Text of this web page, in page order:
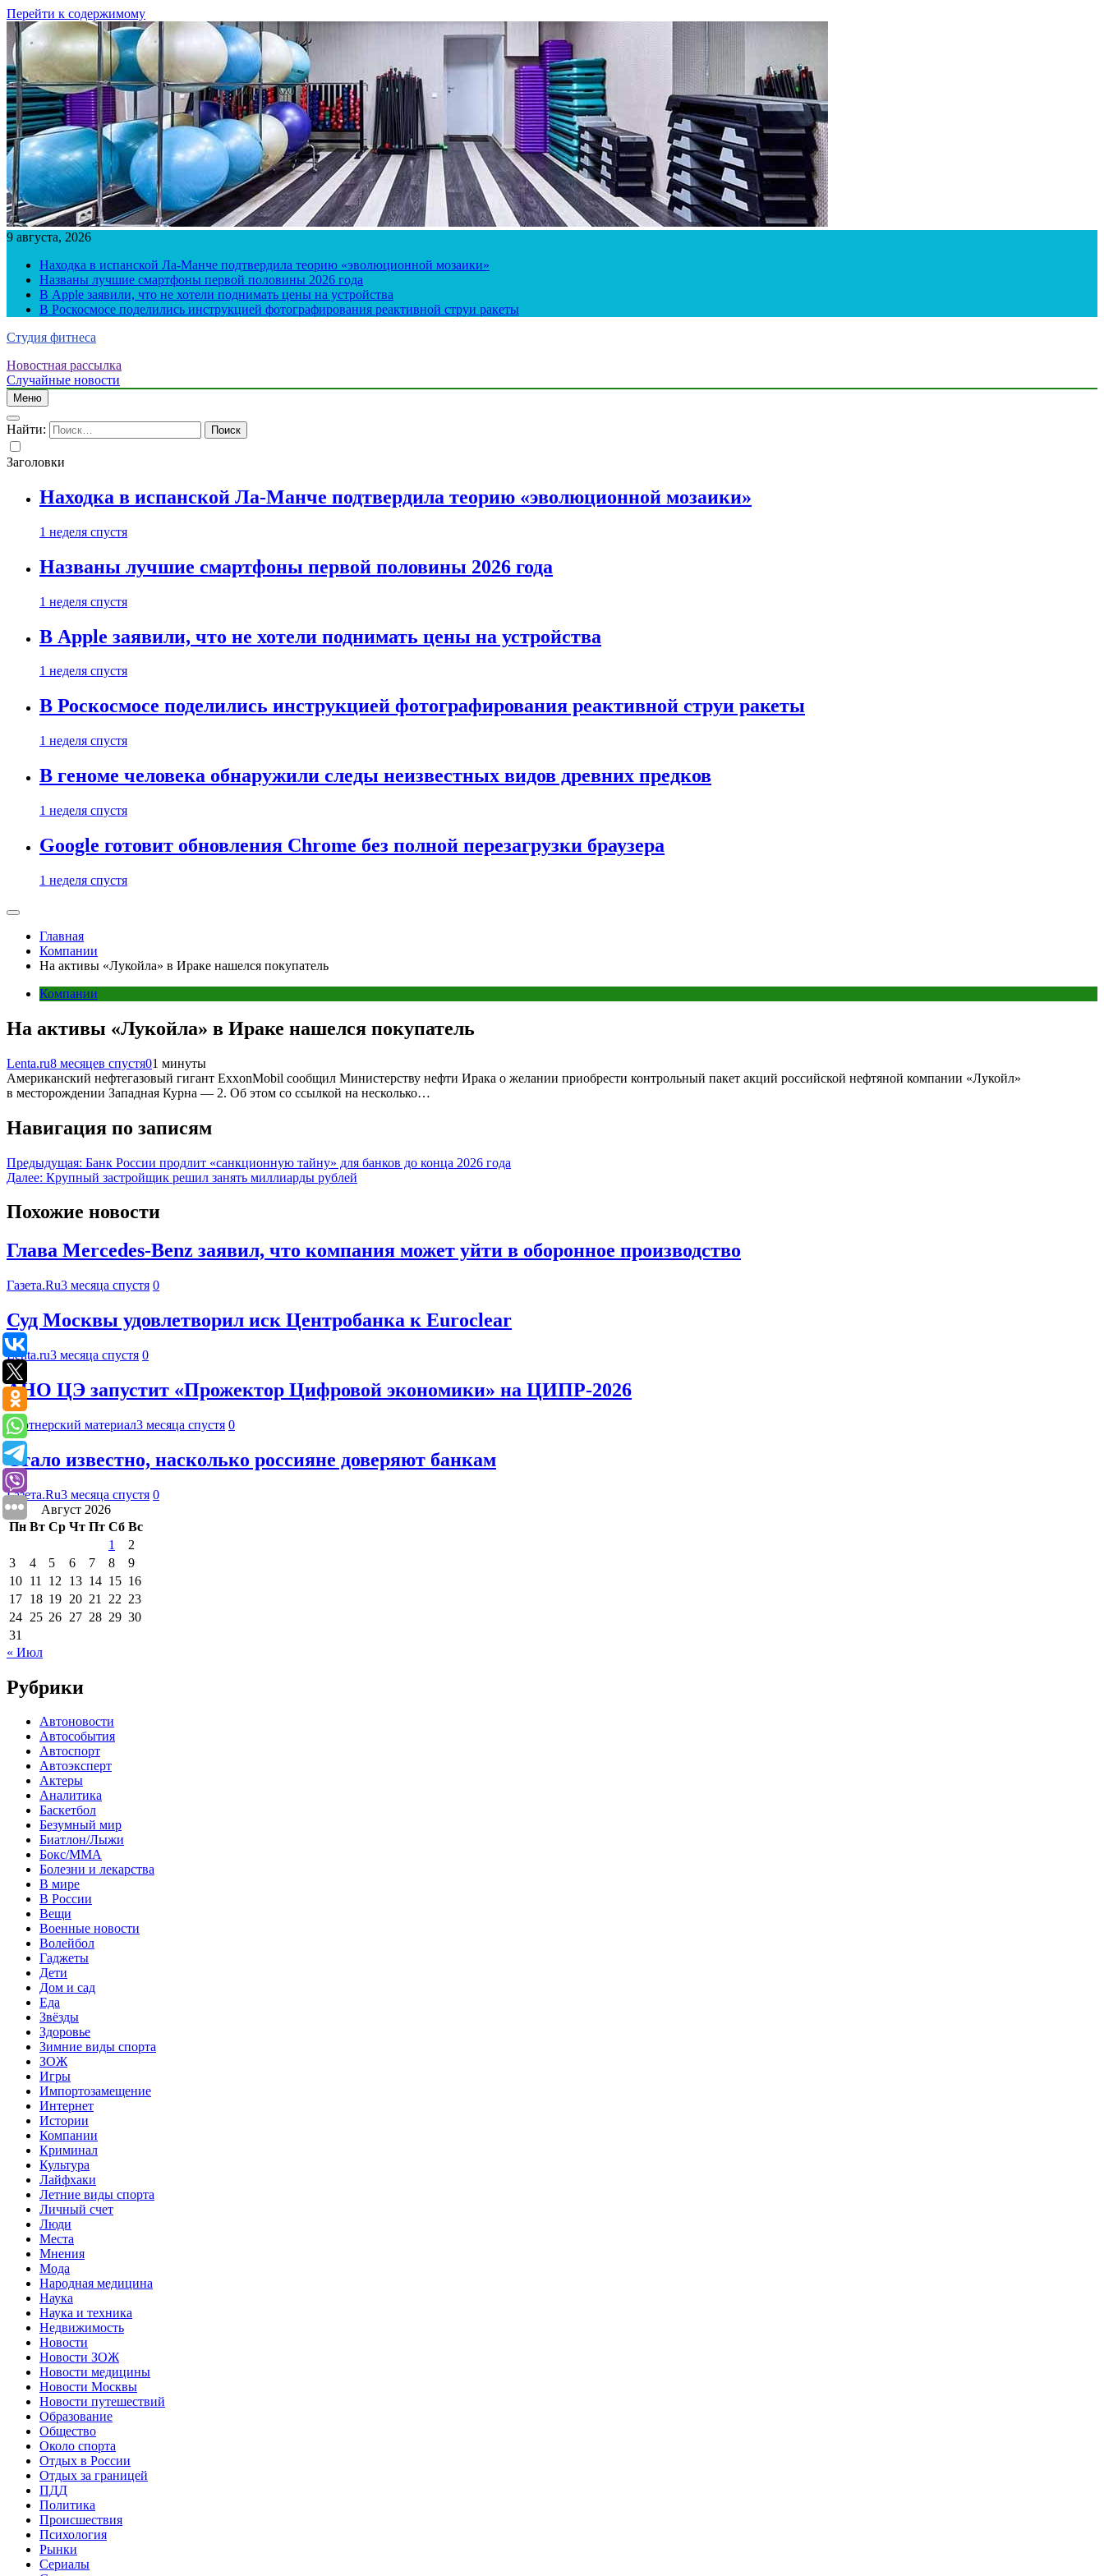
Перейти к содержимому
9 августа, 2026
Находка в испанской Ла-Манче подтвердила теорию «эволюционной мозаики»
Названы лучшие смартфоны первой половины 2026 года
В Apple заявили, что не хотели поднимать цены на устройства
В Роскосмосе поделились инструкцией фотографирования реактивной струи ракеты
Студия фитнеса
Новостная рассылка
Случайные новости
Меню
Найти:
Заголовки
Находка в испанской Ла-Манче подтвердила теорию «эволюционной мозаики»
1 неделя спустя
Названы лучшие смартфоны первой половины 2026 года
1 неделя спустя
В Apple заявили, что не хотели поднимать цены на устройства
1 неделя спустя
В Роскосмосе поделились инструкцией фотографирования реактивной струи ракеты
1 неделя спустя
В геноме человека обнаружили следы неизвестных видов древних предков
1 неделя спустя
Google готовит обновления Chrome без полной перезагрузки браузера
1 неделя спустя
Главная
Компании
На активы «Лукойла» в Ираке нашелся покупатель
Компании
На активы «Лукойла» в Ираке нашелся покупатель
Lenta.ru8 месяцев спустя01 минуты
Американский нефтегазовый гигант ExxonMobil сообщил Министерству нефти Ирака о желании приобрести контрольный пакет акций российской нефтяной компании «Лукойл»
в месторождении Западная Курна — 2. Об этом со ссылкой на несколько…
Навигация по записям
Предыдущая: Банк России продлит «санкционную тайну» для банков до конца 2026 года
Далее: Крупный застройщик решил занять миллиарды рублей
Похожие новости
Глава Mercedes-Benz заявил, что компания может уйти в оборонное производство
Газета.Ru3 месяца спустя 0
Суд Москвы удовлетворил иск Центробанка к Euroclear
Lenta.ru3 месяца спустя 0
АНО ЦЭ запустит «Прожектор Цифровой экономики» на ЦИПР-2026
Партнерский материал3 месяца спустя 0
Стало известно, насколько россияне доверяют банкам
Газета.Ru3 месяца спустя 0
Август 2026
Пн Вт Ср Чт Пт Сб Вс
1
2
3
4 5 6 7 8
9
10 11 12 13 14 15 16
17 18 19 20 21 22 23
24 25 26 27 28 29 30
31
« Июл
Рубрики
Автоновости
Автособытия
Автоспорт
Автоэксперт
Актеры
Аналитика
Баскетбол
Безумный мир
Биатлон/Лыжи
Бокс/MMA
Болезни и лекарства
В мире
В России
Вещи
Военные новости
Волейбол
Гаджеты
Дети
Дом и сад
Еда
Звёзды
Здоровье
Зимние виды спорта
ЗОЖ
Игры
Импортозамещение
Интернет
Истории
Компании
Криминал
Культура
Лайфхаки
Летние виды спорта
Личный счет
Люди
Места
Мнения
Мода
Народная медицина
Наука
Наука и техника
Недвижимость
Новости
Новости ЗОЖ
Новости медицины
Новости Москвы
Новости путешествий
Образование
Общество
Около спорта
Отдых в России
Отдых за границей
ПДД
Политика
Происшествия
Психология
Рынки
Сериалы